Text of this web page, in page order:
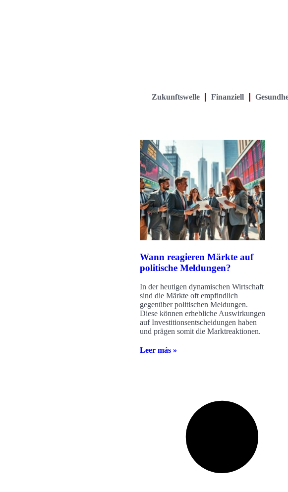
Zukunftswelle Finanziell
Wann reagieren Märkte auf
politische Meldungen?
In der heutigen dynamischen Wirtschaft
sind die Märkte oft empfindlich
gegenüber politischen Meldungen.
Diese können erhebliche Auswirkungen
auf Investitionsentscheidungen haben
und prägen somit die Marktreaktionen.
Leer más »